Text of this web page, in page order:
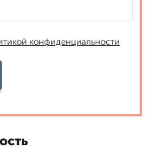
конфиденциальности